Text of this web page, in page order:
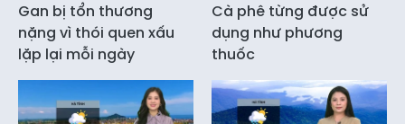
Gan bị tổn thương
nặng vì thói quen xấu
lặp lại mỗi ngày
Cà phê từng được sử
dụng như phương
thuốc